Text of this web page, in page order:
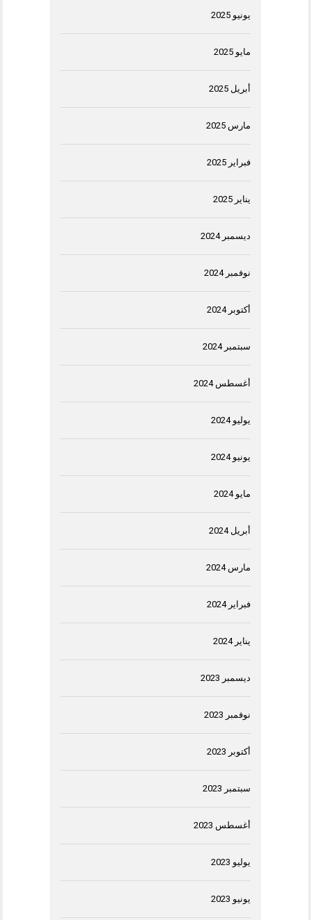
يونيو 2025
مايو 2025
أبريل 2025
مارس 2025
فبراير 2025
يناير 2025
ديسمبر 2024
نوفمبر 2024
أكتوبر 2024
سبتمبر 2024
أغسطس 2024
يوليو 2024
يونيو 2024
مايو 2024
أبريل 2024
مارس 2024
فبراير 2024
يناير 2024
ديسمبر 2023
نوفمبر 2023
أكتوبر 2023
سبتمبر 2023
أغسطس 2023
يوليو 2023
يونيو 2023